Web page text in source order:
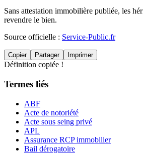
Sans attestation immobilière publiée, les
revendre le bien.
Source officielle : Service-Public.fr
Copier Partager Imprimer
Définition copiée !
Termes liés
ABF
Acte de notoriété
Acte sous seing privé
APL
Assurance RCP immobilier
Bail dérogatoire